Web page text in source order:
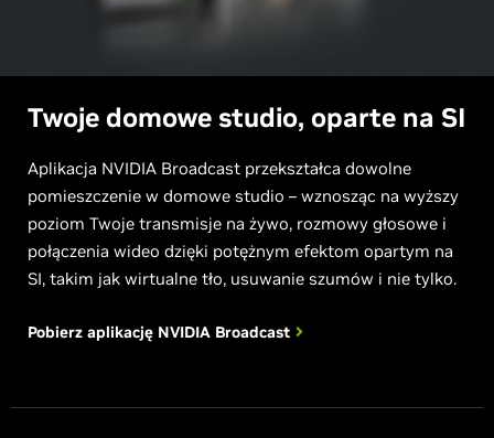
Twoje domowe studio, oparte na SI
Aplikacja NVIDIA Broadcast przekształca dowolne
pomieszczenie w domowe studio – wznosząc na wyższy
poziom Twoje transmisje na żywo, rozmowy głosowe i
połączenia wideo dzięki potężnym efektom opartym na
SI, takim jak wirtualne tło, usuwanie szumów i nie tylko.
Pobierz aplikację NVIDIA Broadcast